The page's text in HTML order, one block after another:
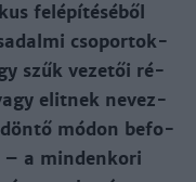
felépí­té­sé­ből
cso­por­tok­
szűk ve­ze­tői ré­
elit­nek ne­vez­
dön­tő mó­don be­fo­
– a min­den­ko­ri